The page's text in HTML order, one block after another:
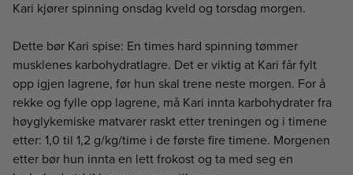
Kari kjører spinning onsdag kveld og torsdag morgen.
Dette bør Kari spise: En times hard spinning tømmer
musklenes karbohydratlagre. Det er viktig at Kari får fylt
opp igjen lagrene, før hun skal trene neste morgen. For å
rekke og fylle opp lagrene, må Kari innta karbohydrater fra
høyglykemiske matvarer raskt etter treningen og i timene
etter: 1,0 til 1,2 g/kg/time i de første fire timene. Morgenen
etter bør hun innta en lett frokost og ta med seg en